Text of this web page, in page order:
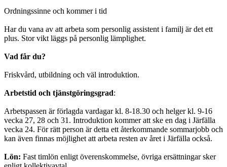
Ordningssinne och kommer i tid
Har du vana av att arbeta som personlig assistent i familj är det ett
plus. Stor vikt läggs på personlig lämplighet.
Vad får du?
Friskvård, utbildning och väl introduktion.
Arbetstid och tjänstgöringsgrad:
Arbetspassen är förlagda vardagar kl. 8-18.30 och helger kl. 9-16
vecka 27, 28 och 31. Introduktion kommer att ske en dag i Järfälla
vecka 24. För rätt person är detta ett återkommande sommarjobb och
kan även finnas möjlighet att arbeta resten av året i Järfälla också.
Lön: Fast timlön enligt överenskommelse, övriga ersättningar sker